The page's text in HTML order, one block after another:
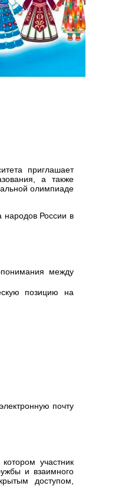
приглашает
а также
олимпиаде
народов России в
между
позицию на
почту
участник
и взаимного
доступом,